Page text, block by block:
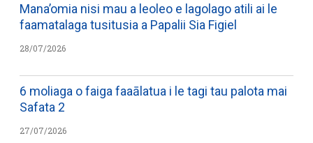
Mana’omia nisi mau a leoleo e lagolago atili ai le
faamatalaga tusitusia a Papalii Sia Figiel
28/07/2026
6 moliaga o faiga faaālatua i le tagi tau palota mai
Safata 2
27/07/2026